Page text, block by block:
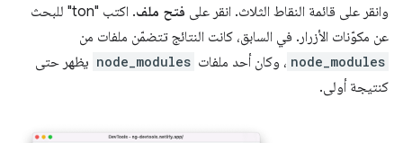
وانقر على قائمة النقاط الثلاث. انقر على فتح ملف
. اكتب "ton" للبحث
عن مكوّنات الأزرار. في السابق، كانت النتائج تتضمّن ملفات من
node_modules ، وكان أحد ملفات node_modules يظهر حتى
كنتيجة أولى.